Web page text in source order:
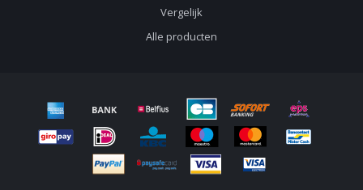
Vergelijk
Alle producten